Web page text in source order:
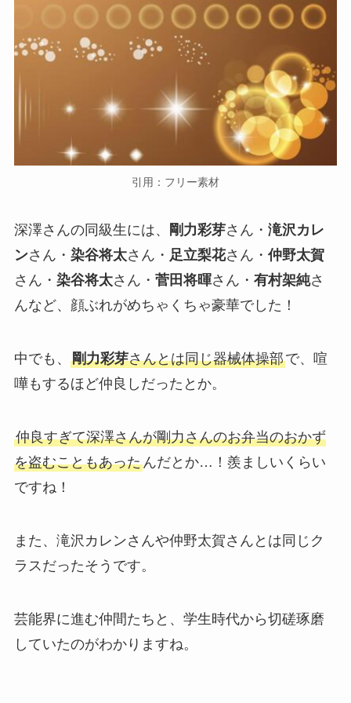
引用：フリー素材
深澤さんの同級生には、 剛力彩芽さん・ 滝沢カレ
ンさん・ 染谷将太さん・ 足立梨花さん・ 仲野太賀
さん・ 染谷将太さん・ 菅田将暉さん・ 有村架純さ
んなど、顔ぶれがめちゃくちゃ豪華でした！
中でも、 剛力彩芽さんとは同じ器械体操部で、喧
嘩もするほど仲良しだったとか。
仲良すぎて深澤さんが剛力さんのお弁当のおかず
を盗むこともあったんだとか…！羨ましいくらい
ですね！
また、滝沢カレンさんや仲野太賀さんとは同じク
ラスだったそうです。
芸能界に進む仲間たちと、学生時代から切磋琢磨
していたのがわかりますね。